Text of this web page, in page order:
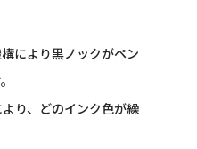
により黒ノックがペン
り、どのインク色が繰